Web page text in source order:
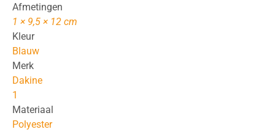
Afmetingen
1 × 9,5 × 12 cm
Kleur
Blauw
Merk
Dakine
1
Materiaal
Polyester